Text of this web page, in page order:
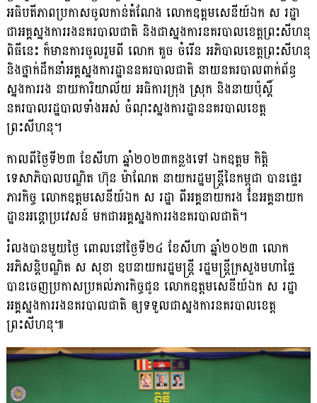
អធិបតីភាពប្រកាសចូលកាន់តំណែង លោកឧត្តមសេនីយ៍ឯក ស រដ្ឋា
ជាអគ្គស្នងការរងនគរបាលជាតិ និងជាស្នងការនគរបាលខេត្តព្រះសីហនុ
ពិធីនេះ ក៏មានការចូលរួមពី លោក គួច ចំរើន អភិបាលខេត្តព្រះសីហនុ
និងថ្នាក់ដឹកនាំអគ្គស្នងការដ្ឋាននគរបាលជាតិ នាយនគរបាលពាក់ព័ន្ធ
ស្នងការរង នាយការិយាល័យ អធិការក្រុង ស្រុក និងនាយប៉ុស្ដិ៍
នគរបាលរដ្ឋបាលទាំងអស់ ចំណុះស្នងការដ្ឋាននគរបាលខេត្ត
ព្រះសីហនុ។
កាលពីថ្ងៃទី២៣ ខែសីហា ឆ្នាំ២០២៣កន្លងទៅ ឯកឧត្តម កិត្តិ
ទេសាភិបាលបណ្ឌិត ហ៊ុន ម៉ាណែត នាយករដ្ឋមន្ដ្រីនៃកម្ពុជា បានផ្ទេរ
ភារកិច្ច លោកឧត្តមសេនីយ៍ឯក ស រដ្ឋា ពីអគ្គនាយករង នៃអគ្គនាយក
ដ្ឋានអន្ដោប្រវេសន៍ មកជាអគ្គស្នងការរងនគរបាលជាតិ។
រំលងបានមួយថ្ងៃ ពោលនៅថ្ងៃទី២៤ ខែសីហា ឆ្នាំ២០២៣ លោក
អភិសន្ដិបណ្ឌិត ស សុខា ឧបនាយករដ្ឋមន្ដ្រី រដ្ឋមន្ដ្រីក្រសួងមហាផ្ទៃ
បានចេញប្រកាសប្រគល់ភារកិច្ចជូន លោកឧត្តមសេនីយ៍ឯក ស រដ្ឋា
អគ្គស្នងការរងនគរបាលជាតិ ឲ្យទទួលជាស្នងការនគរបាលខេត្ត
ព្រះសីហនុ៕